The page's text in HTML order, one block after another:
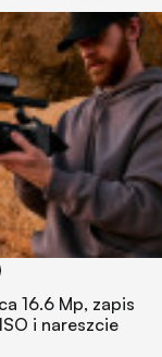
16.6 Mp, zapis
i nareszcie